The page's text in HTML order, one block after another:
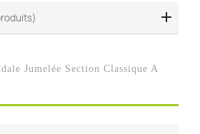
Jumelée Section Classique A